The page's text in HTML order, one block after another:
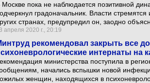
Москве пока не наблюдается позитивной
градоначальник. Власти
странах, предупредил он, заодно
апреля 2020 г., 20:19
рекомендовал закрыть все
интернаты на
министерства поступила в
начались вспышки новой
женщин, находящихся в